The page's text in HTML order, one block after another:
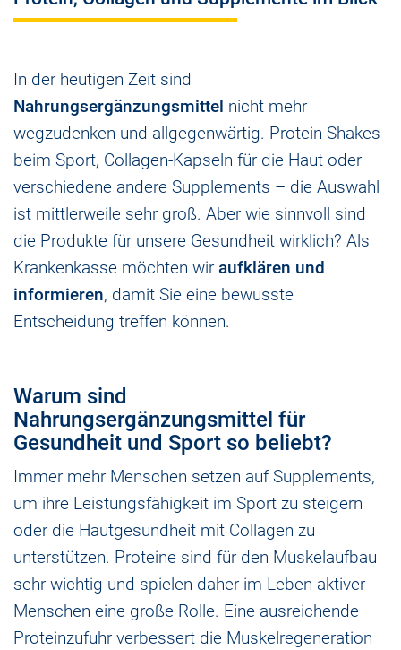
In der heutigen Zeit sind
Nahrungsergänzungsmittel nicht mehr
wegzudenken und allgegenwärtig. Protein-Shakes
beim Sport, Collagen-Kapseln für die Haut oder
verschiedene andere Supplements – die Auswahl
ist mittlerweile sehr groß. Aber wie sinnvoll sind
die Produkte für unsere Gesundheit wirklich? Als
Krankenkasse möchten wir aufklären und
informieren, damit Sie eine bewusste
Entscheidung treffen können.
Warum sind
Nahrungsergänzungsmittel für
Gesundheit und Sport so beliebt?
Immer mehr Menschen setzen auf Supplements,
um ihre Leistungsfähigkeit im Sport zu steigern
oder die Hautgesundheit mit Collagen zu
unterstützen. Proteine sind für den Muskelaufbau
sehr wichtig und spielen daher im Leben aktiver
Menschen eine große Rolle. Eine ausreichende
Proteinzufuhr verbessert die Muskelregeneration